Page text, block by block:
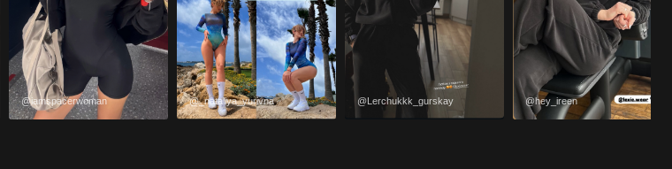
@iamspacerwoman @_nataliya_yurivna @Lerchukkk_gurskay @hey_ireen